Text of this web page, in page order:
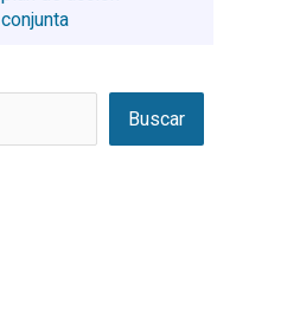
conjunta
Buscar